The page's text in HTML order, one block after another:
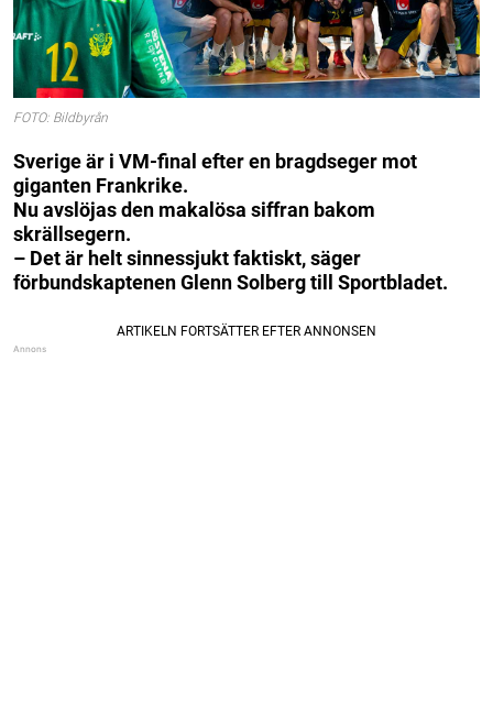
FOTO: Bildbyrån
Sverige är i VM-final efter en bragdseger mot
giganten Frankrike.
Nu avslöjas den makalösa siffran bakom
skrällsegern.
– Det är helt sinnessjukt faktiskt, säger
förbundskaptenen Glenn Solberg till Sportbladet.